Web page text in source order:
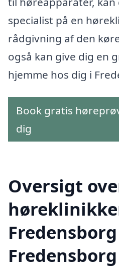
specialist på en
rådgivning af den
også kan give dig en
hjemme hos dig i
Book gratis
dig
Oversigt